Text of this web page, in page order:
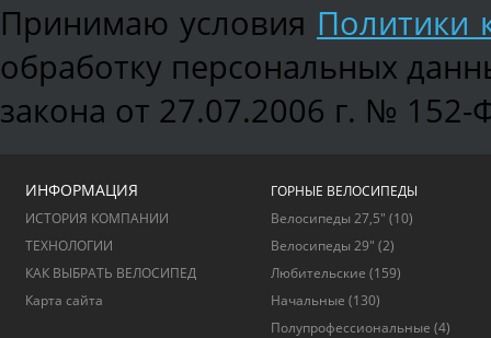
Принимаю условия Политики
обработку персональных
закона от 27.07.2006 г. № 152-
ИНФОРМАЦИЯ
ИСТОРИЯ КОМПАНИИ
ТЕХНОЛОГИИ
КАК ВЫБРАТЬ ВЕЛОСИПЕД
Карта сайта
ГОРНЫЕ ВЕЛОСИПЕДЫ
Велосипеды 27,5" (10)
Велосипеды 29" (2)
Любительские (159)
Начальные (130)
Полупрофессиональные (4)